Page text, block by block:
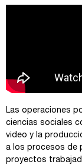
Las operaciones
ciencias sociales
video y la
a los procesos de
proyectos